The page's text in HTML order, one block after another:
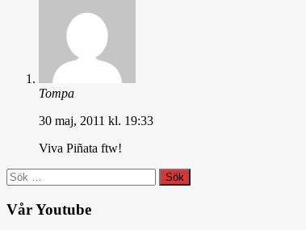
Tompa
30 maj, 2011 kl. 19:33
Viva Piñata ftw!
Sök
efter:
Vår Youtube